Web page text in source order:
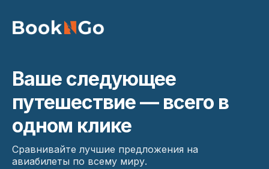
Ваше следующее
путешествие — всего в
одном клике
Сравнивайте лучшие предложения на
авиабилеты по всему миру.